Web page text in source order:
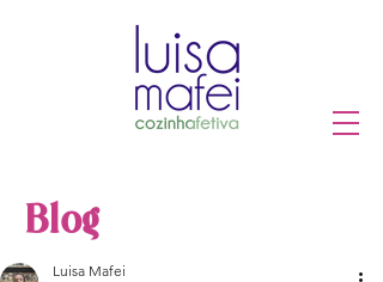
Blog
Luisa Mafei